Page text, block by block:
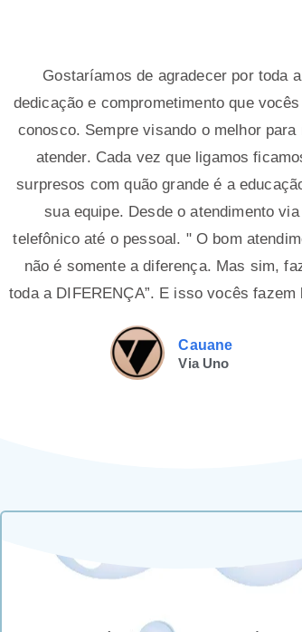
Gostaríamos de agradecer por toda a
dedicação e comprometimento que
conosco. Sempre visando o melhor para
atender. Cada vez que ligamos
surpresos com quão grande é a
sua equipe. Desde o atendimento via
telefônico até o pessoal. " O bom
não é somente a diferença. Mas sim,
toda a DIFERENÇA”. E isso vocês fazem
Cauane
Via Uno